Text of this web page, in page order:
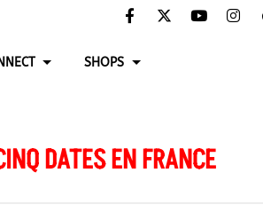
SHOPS
DATES EN FRANCE